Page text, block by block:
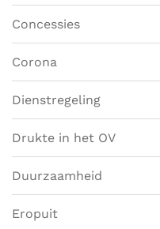
Concessies
Corona
Dienstregeling
Drukte in het OV
Duurzaamheid
Eropuit